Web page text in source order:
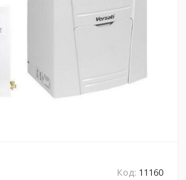
Код: 11160